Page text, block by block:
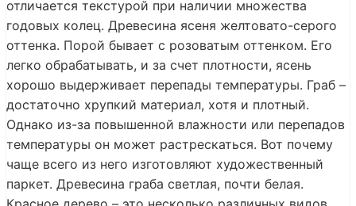
отличается текстурой при наличии множества
годовых колец. Древесина ясеня желтовато-серого
оттенка. Порой бывает с розоватым оттенком. Его
легко обрабатывать, и за счет плотности, ясень
хорошо выдерживает перепады температуры. Граб –
достаточно хрупкий материал, хотя и плотный.
Однако из-за повышенной влажности или перепадов
температуры он может растрескаться. Вот почему
чаще всего из него изготовляют художественный
паркет. Древесина граба светлая, почти белая.